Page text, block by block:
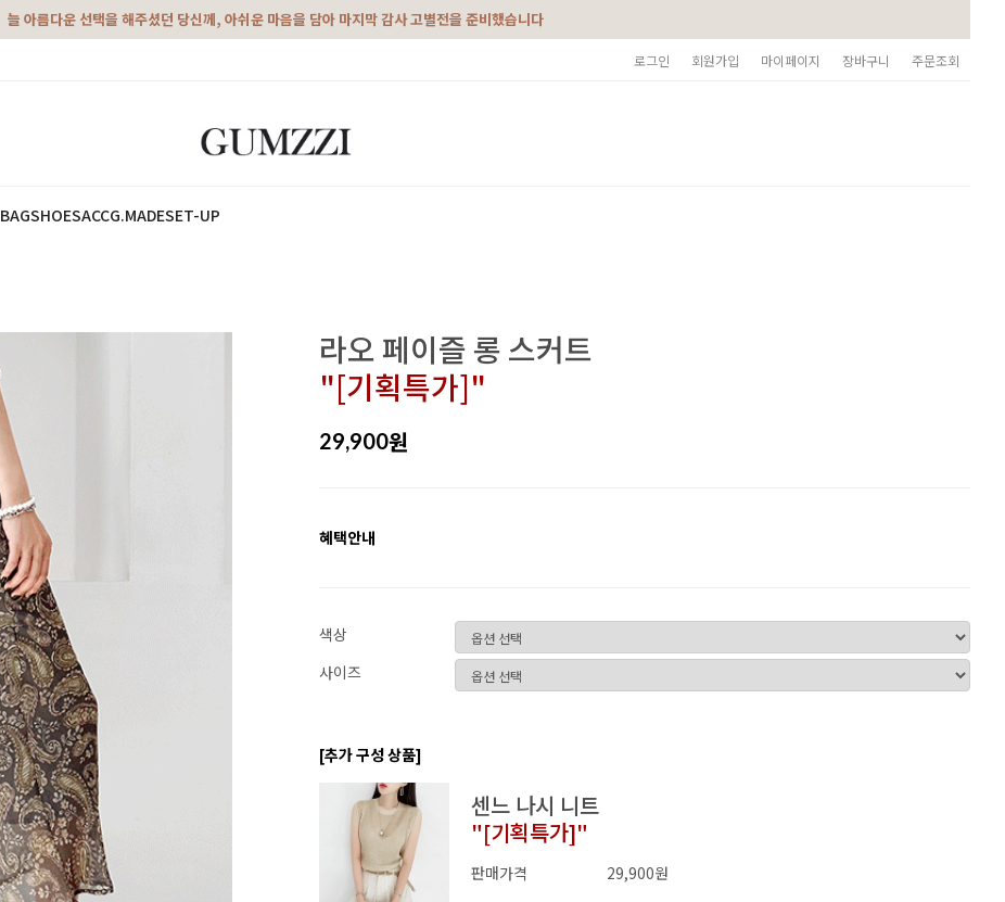
늘 아름다운 선택을 해주셨던 당신께, 아쉬운 마음을 담아 마지막 감사 고별전을 준비했습니다
로그인 회원가입 마이페이지 장바구니 주문조회
BAGSHOESACCG.MADESET-UP
라오 페이즐 롱 스커트
"[기획특가]"
29,900원
혜택안내
색상
사이즈
[추가 구성 상품]
센느 나시 니트
"[기획특가]"
판매가격
29,900원